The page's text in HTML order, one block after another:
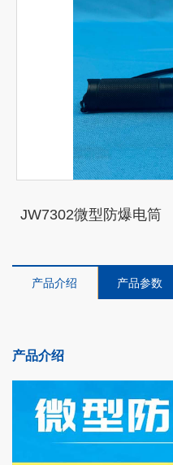
JW7302微型防爆电筒
产品介绍 产品参数
产品介绍